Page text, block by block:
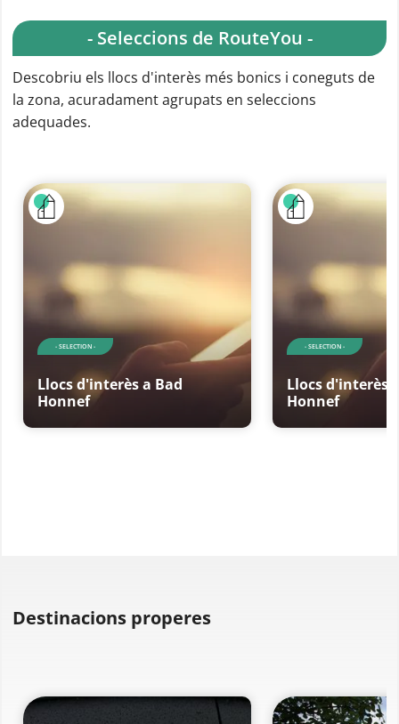
- Seleccions de RouteYou -
Descobriu els llocs d'interès més bonics i coneguts de
la zona, acuradament agrupats en seleccions
adequades.
- SELECTION -
Llocs d'interès a Bad
Honnef
- SELECTION -
Llocs d'interès
Honnef
Destinacions properes